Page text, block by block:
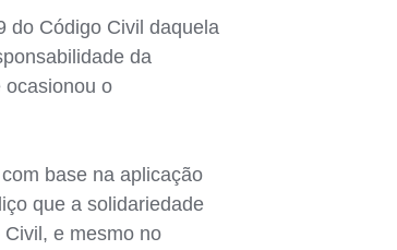
do Código Civil daquela
da
ocasionou o
base na aplicação
que a solidariedade
e mesmo no